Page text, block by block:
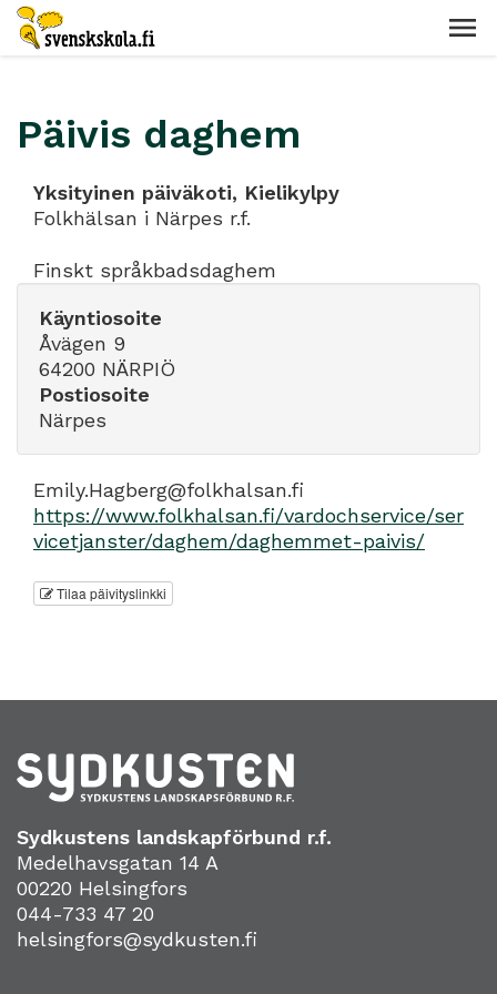
Päivis daghem
Yksityinen päiväkoti, Kielikylpy
Folkhälsan i Närpes r.f.
Finskt språkbadsdaghem
Käyntiosoite
Åvägen 9
64200 NÄRPIÖ
Postiosoite
Närpes
Emily.Hagberg@folkhalsan.fi
https://www.folkhalsan.fi/vardochservice/ser
vicetjanster/daghem/daghemmet-paivis/
Tilaa päivityslinkki
Sydkustens landskapförbund r.f.
Medelhavsgatan 14 A
00220 Helsingfors
044-733 47 20
helsingfors@sydkusten.fi